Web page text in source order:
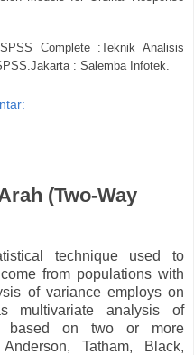
Complete :Teknik Analisis
: Salemba Infotek.
(Two-Way
technique used to
from populations with
of variance employs on
multivariate analysis of
based on two or more
Tatham, Black,